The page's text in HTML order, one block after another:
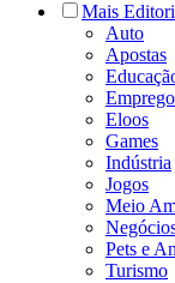
Mais
Auto
Apostas
Eloos
Games
Indústria
Jogos
Meio
Pets e
Turismo